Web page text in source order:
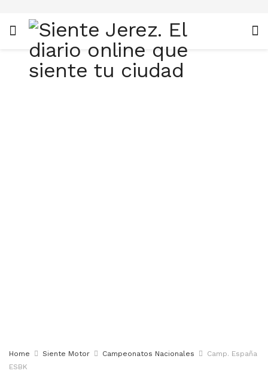
Home Siente Motor Campeonatos Nacionales
Camp. España
ESBK